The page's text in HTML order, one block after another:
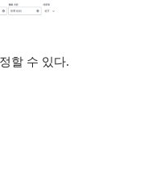
할 수 있다.